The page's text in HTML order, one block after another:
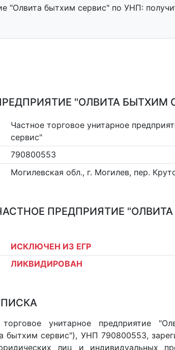
"Олвита бытхим сервис" по УНП:
"ОЛВИТА БЫТХИМ
Частное торговое унитарное
сервис"
790800553
Могилевская обл., г. Могилев, пер.
ПРЕДПРИЯТИЕ
ИСКЛЮЧЕН ИЗ ЕГР
ЛИКВИДИРОВАН
унитарное предприятие
бытхим сервис"), УНП 790800553,
лиц и индивидуальных